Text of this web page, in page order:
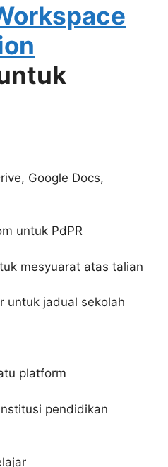
Google Docs,
untuk PdPR
mesyuarat atas talian
untuk jadual sekolah
platform
pendidikan